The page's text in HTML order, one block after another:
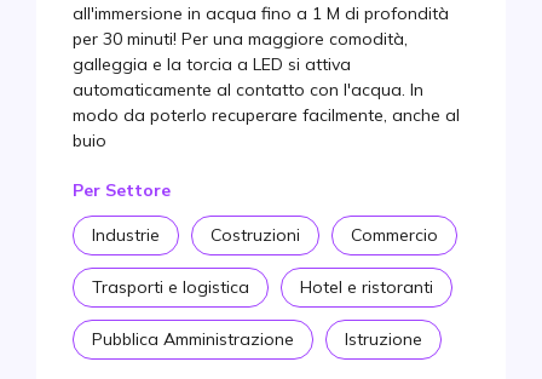
all'immersione in acqua fino a 1 M di profondità
per 30 minuti! Per una maggiore comodità,
galleggia e la torcia a LED si attiva
automaticamente al contatto con l'acqua. In
modo da poterlo recuperare facilmente, anche al
buio
Per Settore
Industrie Costruzioni Commercio
Trasporti e logistica Hotel e ristoranti
Pubblica Amministrazione Istruzione